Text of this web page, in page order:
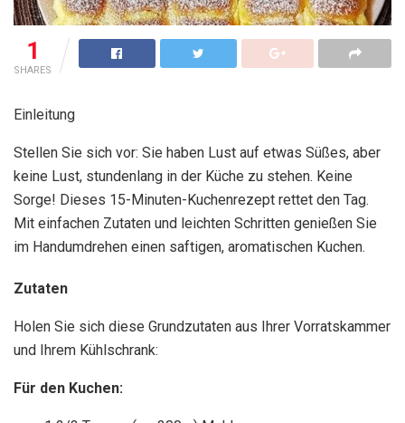
1
SHARES
Einleitung
Stellen Sie sich vor: Sie haben Lust auf etwas Süßes, aber
keine Lust, stundenlang in der Küche zu stehen. Keine
Sorge! Dieses 15-Minuten-Kuchenrezept rettet den Tag.
Mit einfachen Zutaten und leichten Schritten genießen Sie
im Handumdrehen einen saftigen, aromatischen Kuchen.
Zutaten
Holen Sie sich diese Grundzutaten aus Ihrer Vorratskammer
und Ihrem Kühlschrank:
Für den Kuchen: